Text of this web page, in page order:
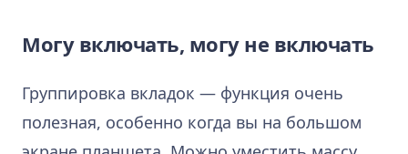
Могу включать, могу не включать
Группировка вкладок — функция очень
полезная, особенно когда вы на большом